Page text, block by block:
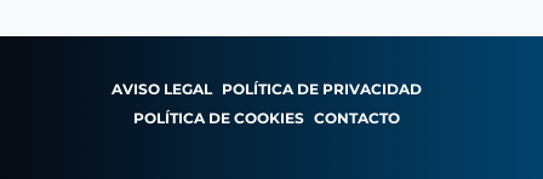
AVISO LEGAL POLÍTICA DE PRIVACIDAD
POLÍTICA DE COOKIES CONTACTO